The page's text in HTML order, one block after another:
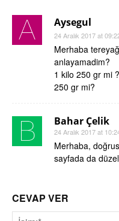
Aysegul
24 Aralık 2017 at
Merhaba
anlayamadim?
1 kilo 250 gr mi ?
250 gr mi?
Bahar Çelik
24 Aralık 2017 at
Merhaba,
sayfada da
CEVAP VER